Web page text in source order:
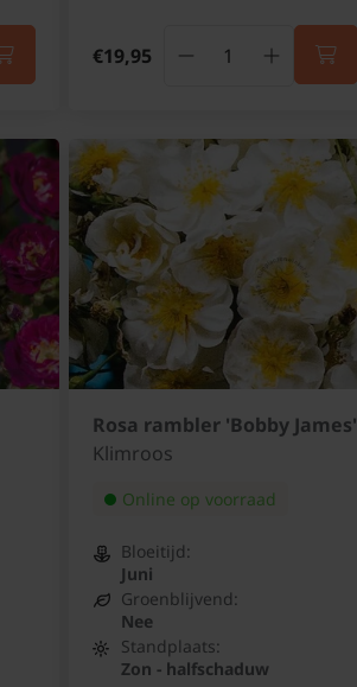
€19,95
Rosa rambler 'Bobby James'
Klimroos
Online op voorraad
Bloeitijd:
Juni
Groenblijvend:
Nee
Standplaats:
Zon - halfschaduw